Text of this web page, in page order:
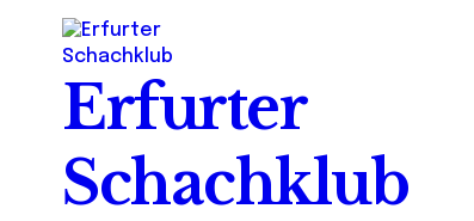
Erfurter
Schachklub